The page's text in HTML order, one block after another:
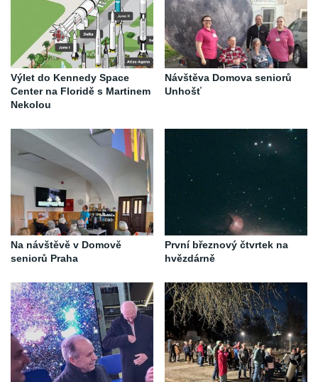
Výlet do Kennedy Space
Center na Floridě s Martinem
Nekolou
Návštěva Domova seniorů
Unhošť
Na návštěvě v Domově
seniorů Praha
První březnový čtvrtek na
hvězdárně